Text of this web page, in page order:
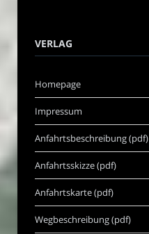
VERLAG
Homepage
Impressum
Anfahrtsbeschreibung (pdf)
Anfahrtsskizze (pdf)
Anfahrtskarte (pdf)
Wegbeschreibung (pdf)